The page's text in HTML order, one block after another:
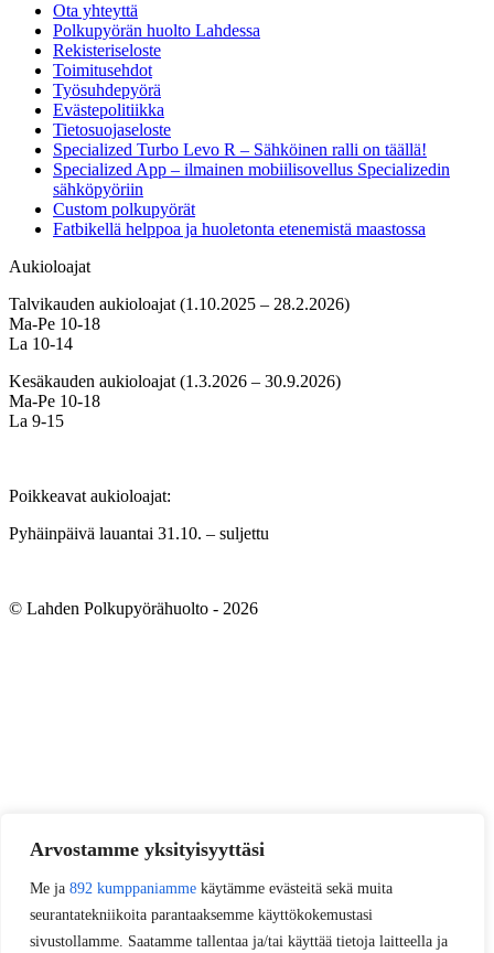
Arvostamme yksityisyyttäsi
Me ja 892 kumppaniamme käytämme evästeitä sekä muita
seurantatekniikoita parantaaksemme käyttökokemustasi
sivustollamme. Saatamme tallentaa ja/tai käyttää tietoja laitteella ja
Ota yhteyttä
Polkupyörän huolto Lahdessa
Rekisteriseloste
Toimitusehdot
Työsuhdepyörä
Evästepolitiikka
Tietosuojaseloste
Specialized Turbo Levo R – Sähköinen ralli on täällä!
Specialized App – ilmainen mobiilisovellus Specializedin
sähköpyöriin
Custom polkupyörät
Fatbikellä helppoa ja huoletonta etenemistä maastossa
Aukioloajat
Talvikauden aukioloajat (1.10.2025 – 28.2.2026)
Ma-Pe 10-18
La 10-14
Kesäkauden aukioloajat (1.3.2026 – 30.9.2026)
Ma-Pe 10-18
La 9-15
Poikkeavat aukioloajat:
Pyhäinpäivä lauantai 31.10. – suljettu
© Lahden Polkupyörähuolto - 2026